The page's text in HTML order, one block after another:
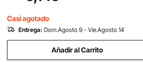
12 ventanas enrollables, color verde
Casi agotado
Entrega: Dom.Agosto 9 - Vie.Agosto 14
Añadir al Carrito